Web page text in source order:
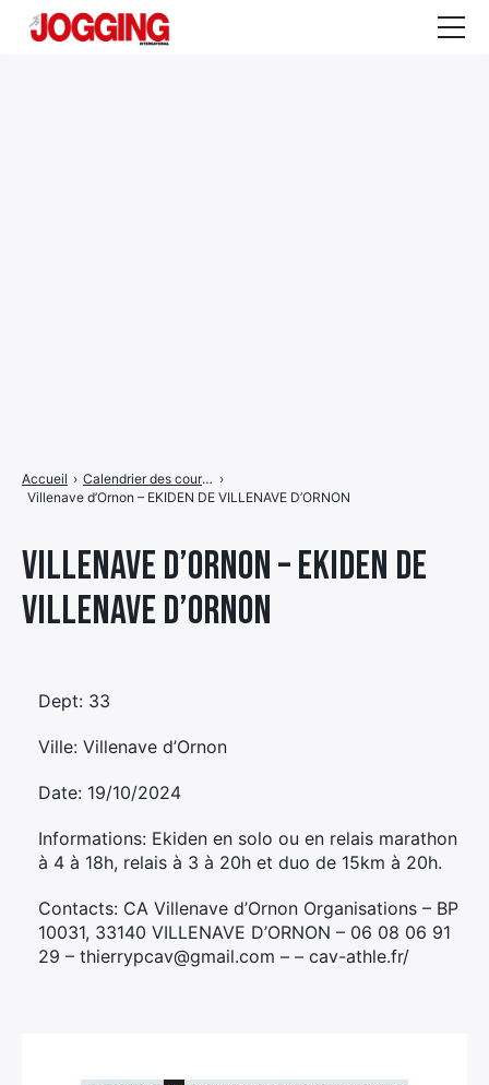
Villenave d’Ornon – EKIDEN DE
VILLENAVE D’ORNON
Accueil › Calendrier des courses ›
Villenave d’Ornon – EKIDEN DE VILLENAVE D’ORNON
Dept: 33
Ville: Villenave d’Ornon
Date: 19/10/2024
Informations: Ekiden en solo ou en relais marathon
à 4 à 18h, relais à 3 à 20h et duo de 15km à 20h.
Contacts: CA Villenave d’Ornon Organisations – BP
10031, 33140 VILLENAVE D’ORNON – 06 08 06 91
29 – thierrypcav@gmail.com – – cav-athle.fr/
de
menu
Élément
de
menu
Élément
de